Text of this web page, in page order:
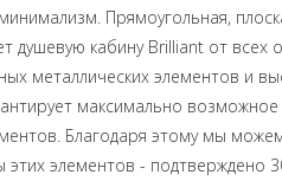
Прямоугольная,
душевую кабину Brilliant от всех
металлических элементов и
максимально возможное
Благодаря этому мы
этих элементов - подтверждено